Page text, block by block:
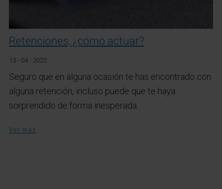
Retenciones, ¿cómo actuar?
13 - 04 - 2022
Seguro que en alguna ocasión te has encontrado con
alguna retención, incluso puede que te haya
sorprendido de forma inesperada.
Ver más